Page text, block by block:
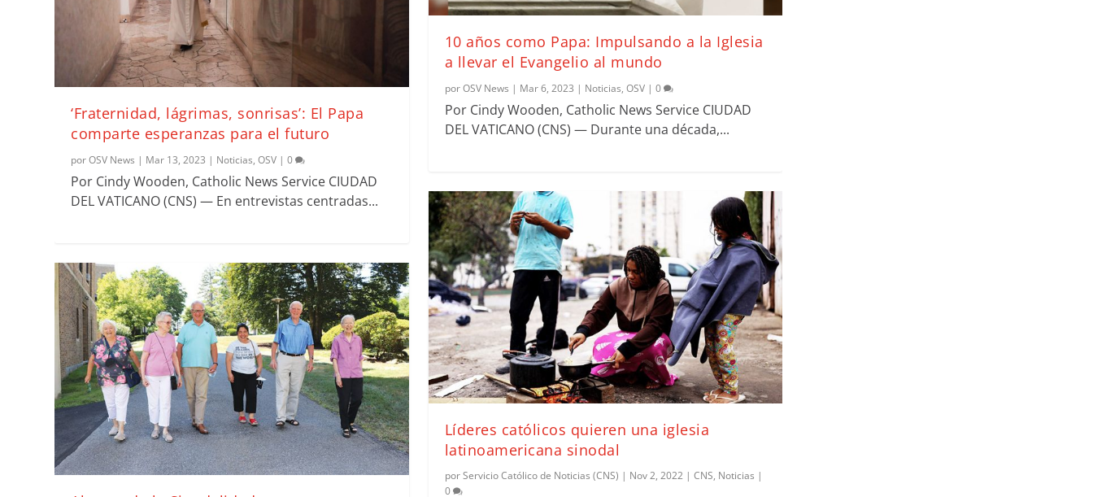
‘Fraternidad, lágrimas, sonrisas’: El Papa
comparte esperanzas para el futuro
porOSV News | Mar 13, 2023 | Noticias,OSV |0
Por Cindy Wooden, Catholic News Service CIUDAD
DEL VATICANO (CNS) — En entrevistas centradas...
10 años como Papa: Impulsando a la Iglesia
a llevar el Evangelio al mundo
porOSV News | Mar 6, 2023 | Noticias, OSV| 0
Por Cindy Wooden, Catholic News Service CIUDAD
DEL VATICANO (CNS) — Durante una década,...
Líderes católicos quieren una iglesia
latinoamericana sinodal
porServicio Católico de Noticias (CNS) | Nov 2, 2022 | CNS, Noticias |
0